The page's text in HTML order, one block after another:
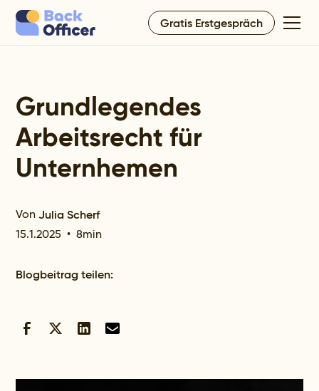
Gratis Erstgespräch
Grundlegendes
Arbeitsrecht für
Unternhemen
Von Julia Scherf
15.1.2025 • 8min
Blogbeitrag teilen: